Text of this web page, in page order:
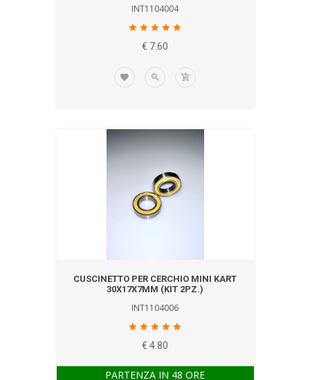
INT1104004
€ 7.60
CUSCINETTO PER CERCHIO MINI KART
30X17X7MM (KIT 2PZ.)
INT1104006
€ 4.80
PARTENZA IN 48 ORE